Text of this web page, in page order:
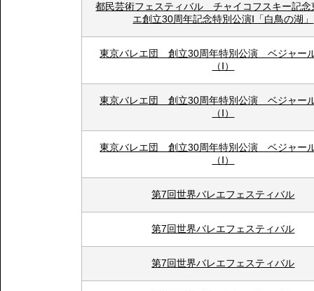
都民芸術フェスティバル チャイコフスキー記念
エ創立30周年記念特別公演Ⅰ「白鳥の湖」
東京バレエ団 創立30周年特別公演 ベジャー
（Ⅰ）
東京バレエ団 創立30周年特別公演 ベジャー
（Ⅰ）
東京バレエ団 創立30周年特別公演 ベジャー
（Ⅰ）
第7回世界バレエフェスティバル
第7回世界バレエフェスティバル
第7回世界バレエフェスティバル